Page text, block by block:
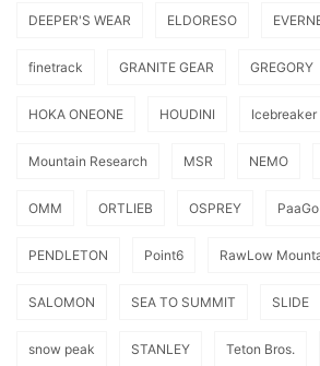
DEEPER'S WEAR ELDORESO
finetrack GRANITE GEAR GREGORY
HOKA ONEONE HOUDINI Icebreaker
Mountain Research MSR NEMO
OMM ORTLIEB OSPREY PaaGo
PENDLETON Point6 RawLow
SALOMON SEA TO SUMMIT SLIDE
snow peak STANLEY Teton Bros.